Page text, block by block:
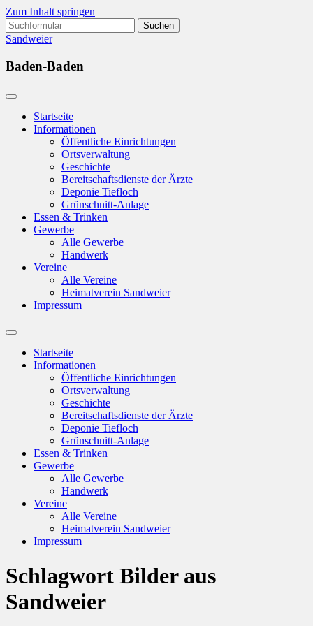
Zum Inhalt springen
Suchen
nach:
Sandweier
Baden-Baden
Startseite
Informationen
Öffentliche Einrichtungen
Ortsverwaltung
Geschichte
Bereitschaftsdienste der Ärzte
Deponie Tiefloch
Grünschnitt-Anlage
Essen & Trinken
Gewerbe
Alle Gewerbe
Handwerk
Vereine
Alle Vereine
Heimatverein Sandweier
Impressum
Suchfeld
ein-/ausblenden
Startseite
Informationen
Öffentliche Einrichtungen
Ortsverwaltung
Geschichte
Bereitschaftsdienste der Ärzte
Deponie Tiefloch
Grünschnitt-Anlage
Essen & Trinken
Gewerbe
Alle Gewerbe
Handwerk
Vereine
Alle Vereine
Heimatverein Sandweier
Impressum
Schlagwort Bilder aus
Sandweier